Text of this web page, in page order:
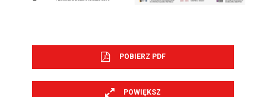
POBIERZ PDF
POWIĘKSZ